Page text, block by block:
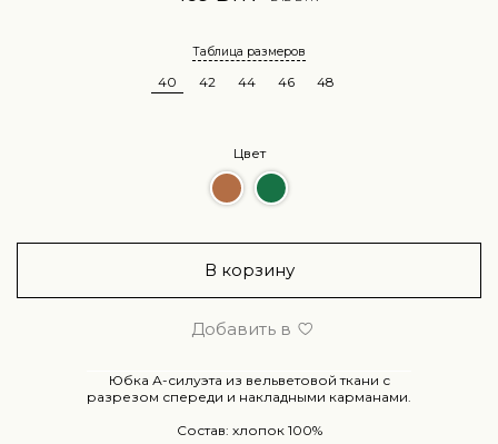
Таблица размеров
40 42 44 46 48
Цвет
В корзину
Добавить в
Юбка А-силуэта из вельветовой ткани с
разрезом спереди и накладными карманами.
Состав: хлопок 100%